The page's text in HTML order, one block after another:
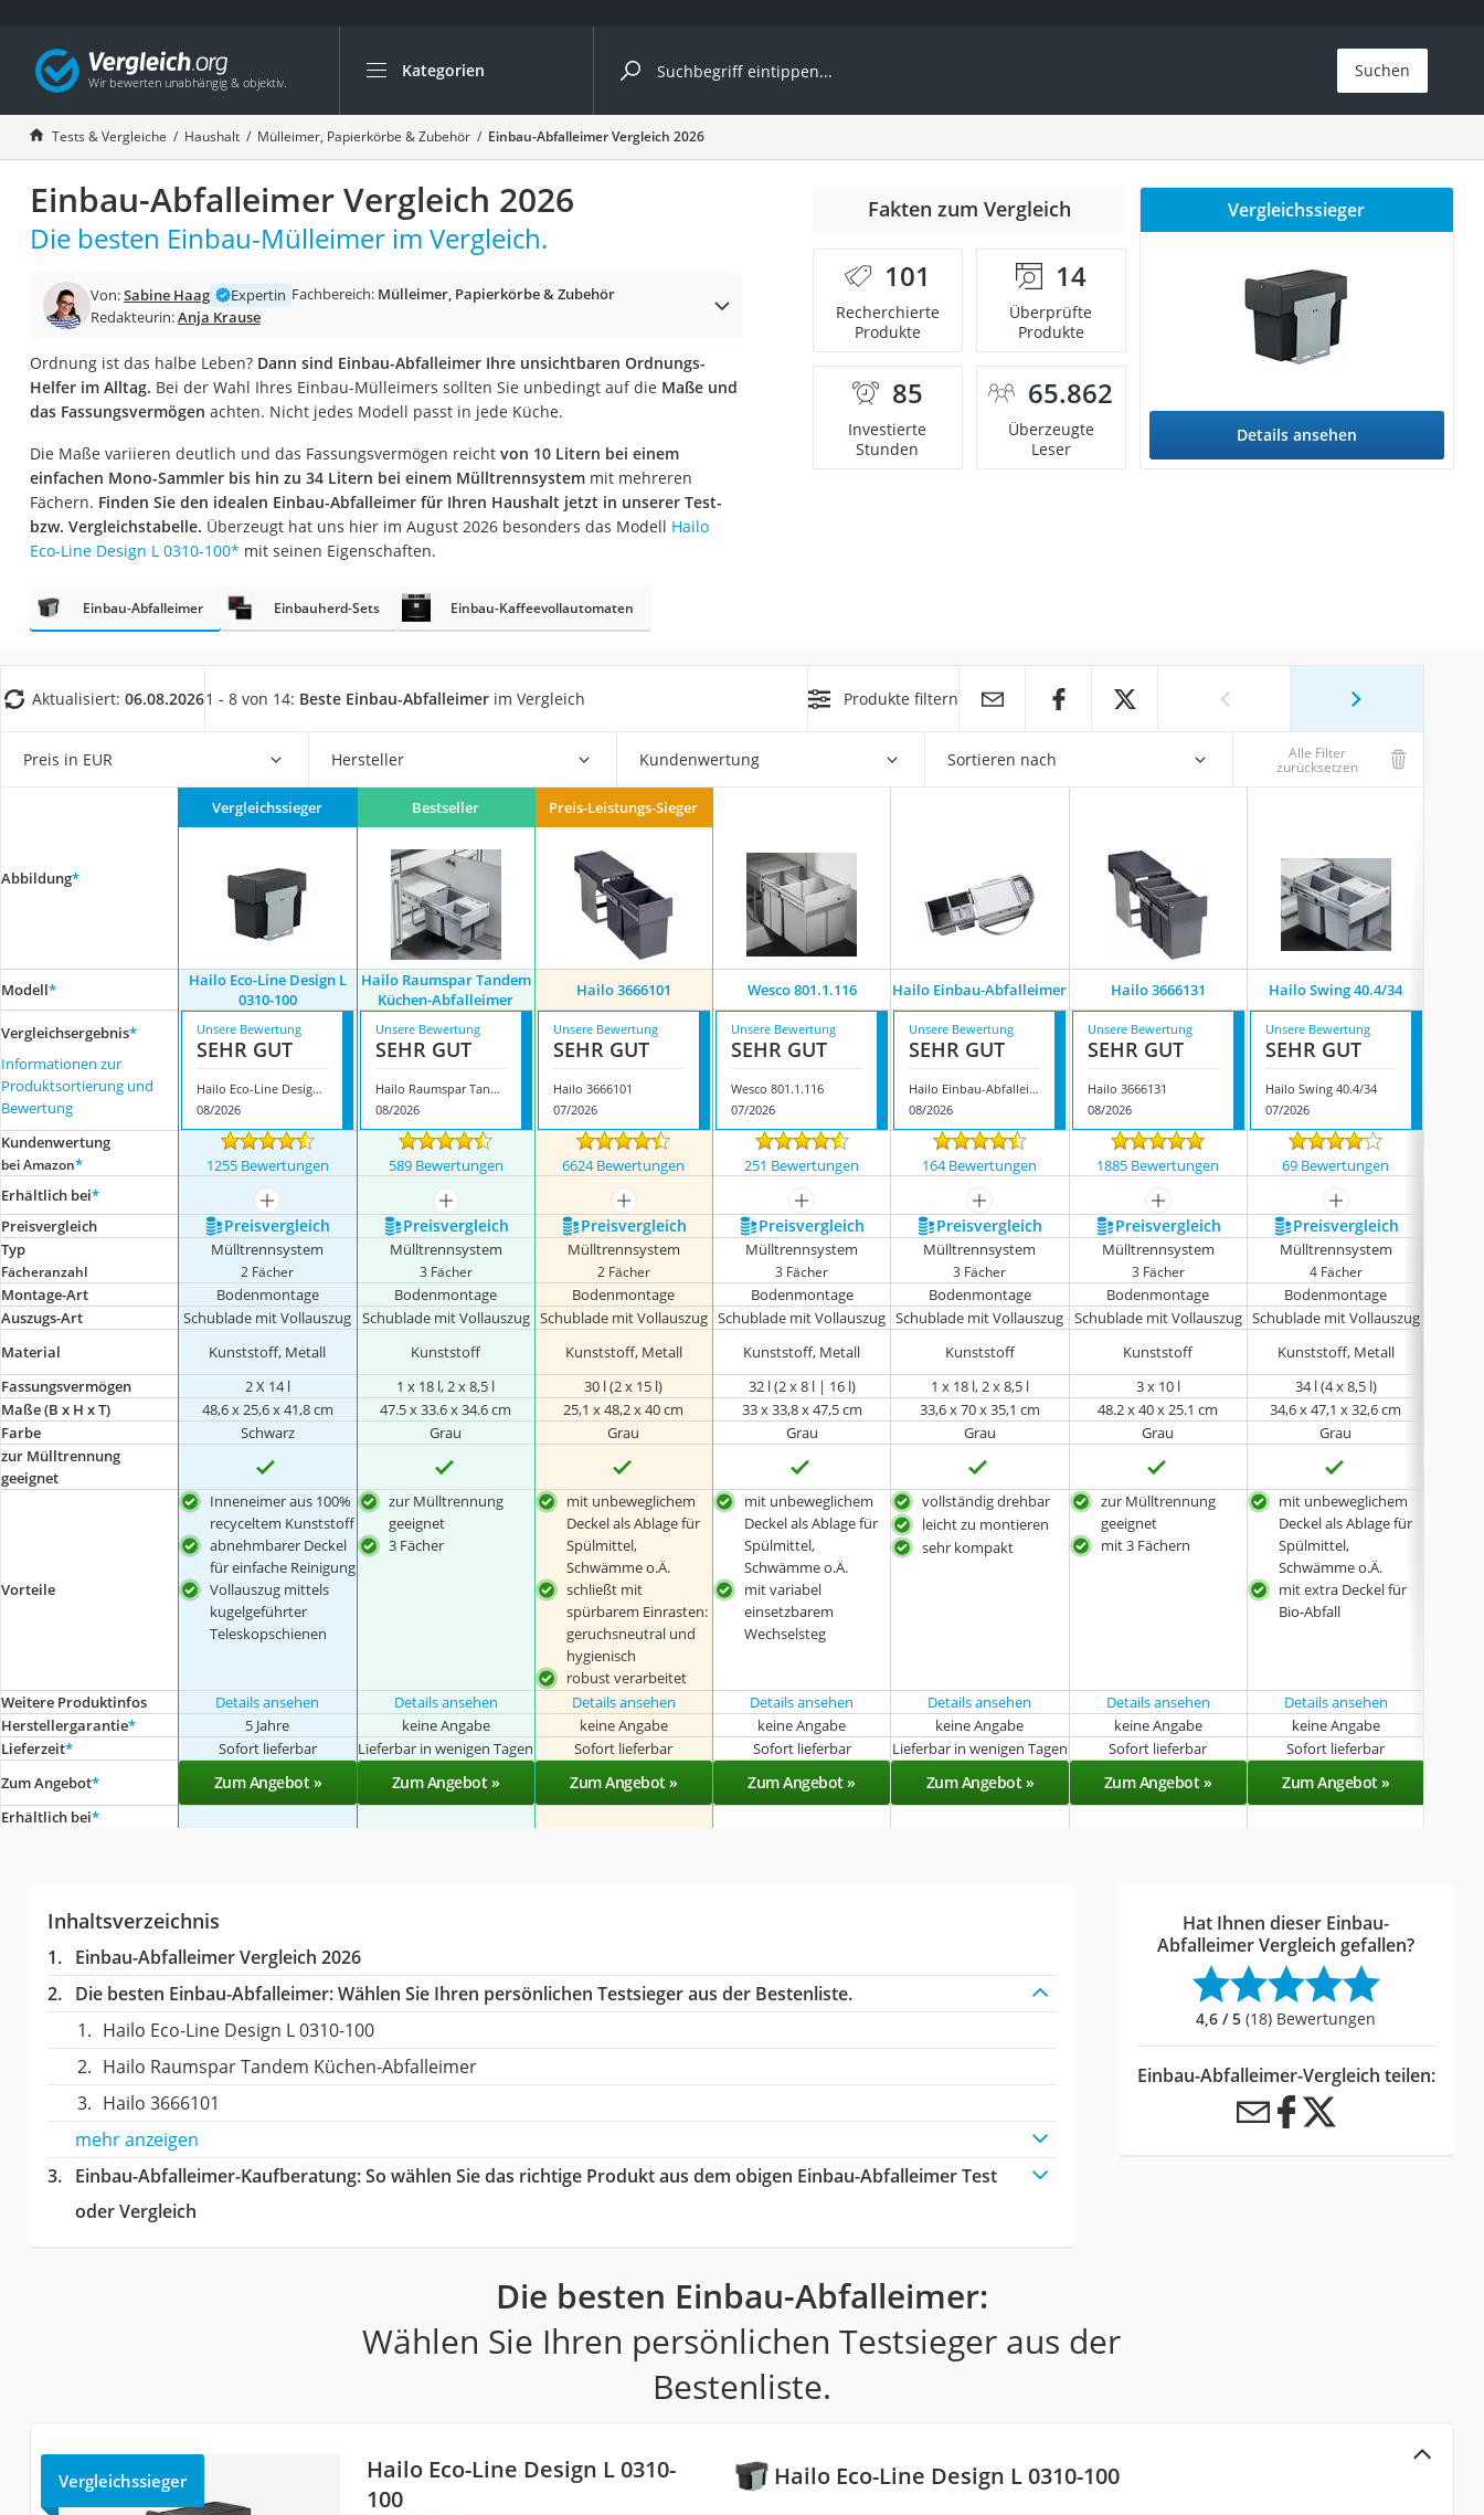
Kategorien
Die beliebtesten Vergleiche nach Kategorie
Haushalt
Wassersprudler
Zentralstaubsauger
Brotbackautomat
Wäschespinne
Spülmaschinentabs
Akku-Staubsauger
AEG-Waschmaschine
Saug-Wisch-Roboter
Handstaubsauger
Kondenstrockner
Heißwasserspender
Ecovacs-Saugroboter
Nespresso-Maschine
Messerschärfer
Service
Suchen
Tests & Vergleiche Haushalt Mülleimer, Papierkörbe & Zubehör Einbau-Abfalleimer Vergleich 2026
Einbau-Abfalleimer Vergleich 2026
Die besten Einbau-Mülleimer im Vergleich.
Von:Sabine Haag Expertin Fachbereich: Mülleimer, Papierkörbe & Zubehör
Redakteurin:Anja Krause
Ordnung ist das halbe Leben? Dann sind Einbau-Abfalleimer Ihre unsichtbaren Ordnungs-
Helfer im Alltag. Bei der Wahl Ihres Einbau-Mülleimers sollten Sie unbedingt auf die Maße und
das Fassungsvermögen achten. Nicht jedes Modell passt in jede Küche.
Die Maße variieren deutlich und das Fassungsvermögen reicht von 10 Litern bei einem
einfachen Mono-Sammler bis hin zu 34 Litern bei einem Mülltrennsystemmit mehreren
Fächern. Finden Sie den idealen Einbau-Abfalleimer für Ihren Haushalt jetzt in unserer Test-
bzw. Vergleichstabelle. Überzeugt hat uns hier im August 2026 besonders das Modell Hailo
Eco-Line Design L 0310-100* mit seinen Eigenschaften.
Fakten zum Vergleich
101
Recherchierte
Produkte
14
Überprüfte
Produkte
85
Investierte
Stunden
65.862
Überzeugte
Leser
Vergleichssieger
Details ansehen
Einbau-Abfalleimer Einbauherd-Sets Einbau-Kaffeevollautomaten
Aktualisiert: 06.08.20261 - 8 von 14: Beste Einbau-Abfalleimer im Vergleich Produkte filtern
Preis in EUR Hersteller Kundenwertung Sortieren nach Alle Filter
zurücksetzen
Abbildung*
Vergleichssieger Bestseller Preis-Leistungs-Sieger
Modell*
Hailo Eco-Line Design L
0310-100
Hailo Raumspar Tandem
Küchen-Abfalleimer
Hailo 3666101 Wesco 801.1.116 Hailo Einbau-Abfalleimer Hailo 3666131 Hailo Swing 40.4/34
Vergleichsergebnis*
Informationen zur
Produktsortierung und
Bewertung
Unsere Bewertung
SEHR GUT
Hailo Eco-Line Design L 0310-100
08/2026
Unsere Bewertung
SEHR GUT
Hailo Raumspar Tandem Küchen-Abfalleimer
08/2026
Unsere Bewertung
SEHR GUT
Hailo 3666101
07/2026
Unsere Bewertung
SEHR GUT
Wesco 801.1.116
07/2026
Unsere Bewertung
SEHR GUT
Hailo Einbau-Abfalleimer
08/2026
Unsere Bewertung
SEHR GUT
Hailo 3666131
08/2026
Unsere Bewertung
SEHR GUT
Hailo Swing 40.4/34
07/2026
Kundenwertung
bei Amazon* 1255 Bewertungen 589 Bewertungen 6624 Bewertungen 251 Bewertungen 164 Bewertungen 1885 Bewertungen 69 Bewertungen
Erhältlich bei*
mehr anzeigen mehr anzeigen mehr anzeigen mehr anzeigen mehr anzeigen mehr anzeigen
mehr anzeigen
Preis­vergleich
Preis­vergleich Preis­vergleich Preis­vergleich Preis­vergleich Preis­vergleich Preis­vergleich Preis­vergleich
Typ
Fächeranzahl
Mülltrennsystem
2 Fächer
Mülltrennsystem
3 Fächer
Mülltrennsystem
2 Fächer
Mülltrennsystem
3 Fächer
Mülltrennsystem
3 Fächer
Mülltrennsystem
3 Fächer
Mülltrennsystem
4 Fächer
Montage-Art Bodenmontage Bodenmontage Bodenmontage Bodenmontage Bodenmontage Bodenmontage Bodenmontage
Auszugs-Art
Schublade mit Vollauszug Schublade mit Vollauszug Schublade mit Vollauszug Schublade mit Vollauszug Schublade mit Vollauszug Schublade mit Vollauszug Schublade mit Vollauszug
Material
Kunststoff, Metall Kunststoff Kunststoff, Metall Kunststoff, Metall Kunststoff Kunststoff Kunststoff, Metall
Fassungsvermögen
2 X 14 l 1 x 18 l, 2 x 8,5 l 30 l (2 x 15 l) 32 l (2 x 8 l | 16 l) 1 x 18 l, 2 x 8,5 l 3 x 10 l
34 l (4 x 8,5 l)
Maße (B x H x T)
‎48,6 x 25,6 x 41,8 cm 47.5 x 33.6 x 34.6 cm 25,1 x 48,2 x 40 cm 33 x 33,8 x 47,5 cm 33,6 x 70 x 35,1 cm 48.2 x 40 x 25.1 cm 34,6 x 47,1 x 32,6 cm
Farbe
Schwarz Grau Grau Grau Grau Grau
Grau
zur Mülltrennung
geeignet
Vorteile
Inneneimer aus 100%
recyceltem Kunststoff
abnehmbarer Deckel
für einfache Reinigung
Vollauszug mittels
kugelgeführter
Teleskopschienen
zur Mülltrennung
geeignet
3 Fächer
mit unbeweglichem
Deckel als Ablage für
Spülmittel,
Schwämme o.Ä.
schließt mit
spürbarem Einrasten:
geruchsneutral und
hygienisch
robust verarbeitet
mit unbeweglichem
Deckel als Ablage für
Spülmittel,
Schwämme o.Ä.
mit variabel
einsetzbarem
Wechselsteg
vollständig drehbar
leicht zu montieren
sehr kompakt
zur Mülltrennung
geeignet
mit 3 Fächern
mit unbeweglichem
Deckel als Ablage für
Spülmittel,
Schwämme o.Ä.
mit extra Deckel für
Bio-Abfall
Weitere Produktinfos Details ansehen Details ansehen Details ansehen Details ansehen Details ansehen Details ansehen Details ansehen
Herstellergarantie* 5 Jahre keine Angabe keine Angabe keine Angabe keine Angabe keine Angabe keine Angabe
Lieferzeit* Sofort lieferbar Lieferbar in wenigen Tagen Sofort lieferbar Sofort lieferbar Lieferbar in wenigen Tagen Sofort lieferbar Sofort lieferbar
Zum Angebot* Zum Angebot » Zum Angebot » Zum Angebot » Zum Angebot » Zum Angebot » Zum Angebot » Zum Angebot »
Erhältlich bei*
Inhaltsverzeichnis
Einbau-Abfalleimer Vergleich 2026
Die besten Einbau-Abfalleimer:Wählen Sie Ihren persönlichen Testsieger aus der Bestenliste.
Hailo Eco-Line Design L 0310-100
Hailo Raumspar Tandem Küchen-Abfalleimer
Hailo 3666101
mehr anzeigen
Einbau-Abfalleimer-Kaufberatung: So wählen Sie das richtige Produkt aus dem obigen Einbau-Abfalleimer Test
oder Vergleich
Hat Ihnen dieser Einbau-
Abfalleimer Vergleich gefallen?
4,6 / 5 (18) Bewertungen
Einbau-Abfalleimer-Vergleich teilen:
Die besten Einbau-Abfalleimer:
Wählen Sie Ihren persönlichen Testsieger aus der
Bestenliste.
Hailo Eco-Line Design L 0310-100
Vergleichssieger
Hailo Eco-Line Design L 0310-
100